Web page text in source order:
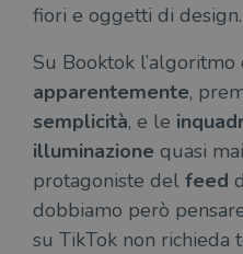
fiori e oggetti di design.
Su Booktok
apparentemente,
semplicità, e le
illuminazione quasi
protagoniste del feed
dobbiamo però
su TikTok non richieda